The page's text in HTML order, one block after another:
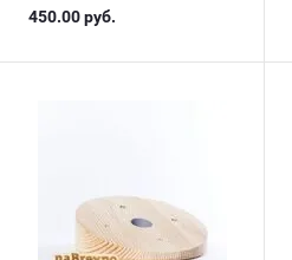
450.00руб.